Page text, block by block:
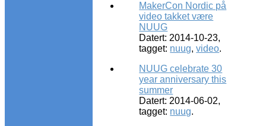
MakerCon Nordic på
video takket være
NUUG
Datert: 2014-10-23,
tagget: nuug,video.
NUUG celebrate 30
year anniversary this
summer
Datert: 2014-06-02,
tagget: nuug.